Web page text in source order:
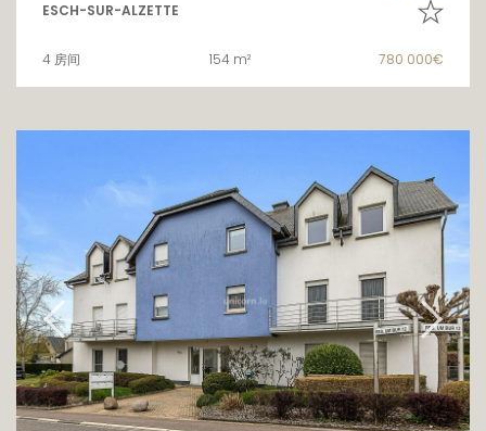
ESCH-SUR-ALZETTE
4 房间 154 m² 780 000€